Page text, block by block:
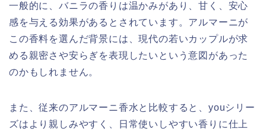
一般的に、バニラの香りは温かみがあり、甘く、安心
感を与える効果があるとされています。アルマーニが
この香料を選んだ背景には、現代の若いカップルが求
める親密さや安らぎを表現したいという意図があった
のかもしれません。
また、従来のアルマーニ香水と比較すると、youシリー
ズはより親しみやすく、日常使いしやすい香りに仕上